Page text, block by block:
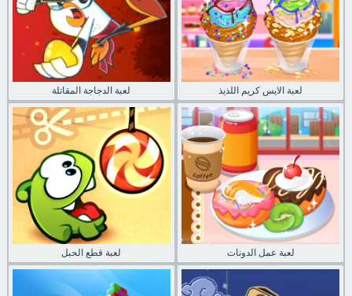
لعبة الدجاجة المقاتلة لعبة الايس كريم اللذيذ
لعبة قطع الحبل لعبة عمل الدونات